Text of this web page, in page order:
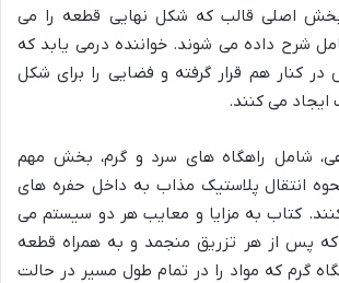
بخش اصلی قالب که شکل نهایی قطعه را می
شرح داده می شوند. خواننده درمی یابد که
کنار هم قرار گرفته و فضایی را برای شکل
می کنند.
شامل راهگاه های سرد و گرم، بخش مهم
انتقال پلاستیک مذاب به داخل حفره های
کتاب به مزایا و معایب هر دو سیستم می
که پس از هر تزریق منجمد و به همراه قطعه
گرم که مواد را در تمام طول مسیر در حالت